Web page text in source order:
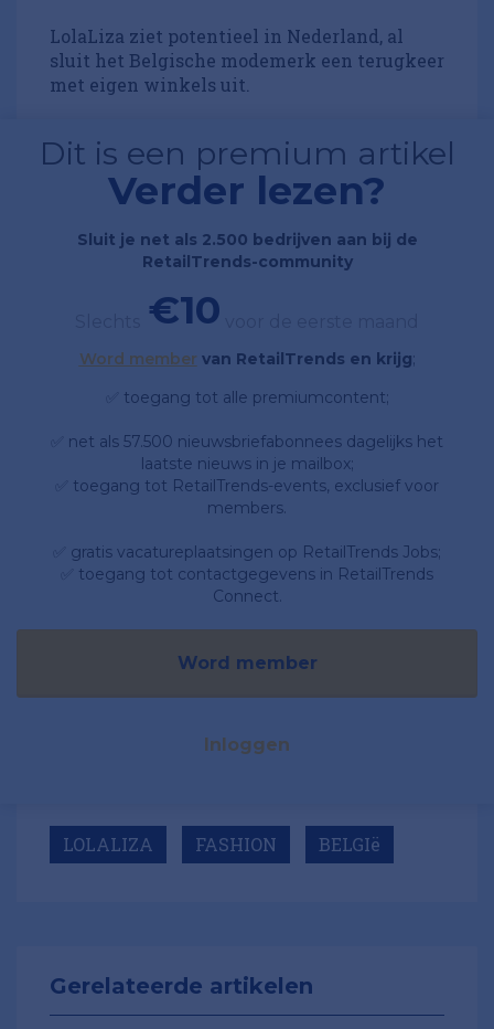
LolaLiza ziet potentieel in Nederland, al
sluit het Belgische modemerk een terugkeer
met eigen winkels uit.
Dit is een premium artikel
Verder lezen?
Sluit je net als 2.500 bedrijven aan bij de
RetailTrends-community
€10
Word member van RetailTrends en krijg;
✅ toegang tot alle premiumcontent;
✅ net als 57.500 nieuwsbriefabonnees dagelijks het
laatste nieuws in je mailbox;
✅ toegang tot RetailTrends-events, exclusief voor
members.
✅ gratis vacatureplaatsingen op RetailTrends Jobs;
✅ toegang tot contactgegevens in RetailTrends
Connect.
Word member
Inloggen
LOLALIZA FASHION BELGIë
Gerelateerde artikelen